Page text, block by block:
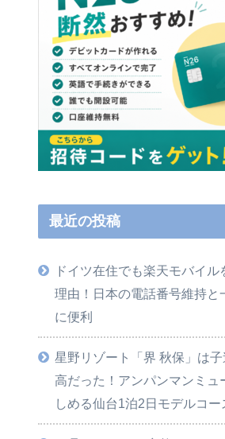
最近の投稿
ドイツ在住でも楽天モバイル
理由！日本の電話番号維持と
に便利
星野リゾート「界 秋保」は
高だった！アンパンマンミュ
しめる仙台1泊2日モデルコー